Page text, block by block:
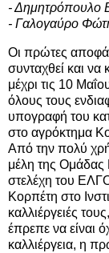
- Δημητρόπουλο
- Γαλογαύρο
Οι πρώτες
συνταχθεί και να
μέχρι τις 10
όλους τους
υπογραφή του
στο αγρόκτημα
Από την πολύ
μέλη της Ομάδας
στελέχη του
Κορπέτη στο
καλλιέργειές
έπρεπε να είναι
καλλιέργεια, η